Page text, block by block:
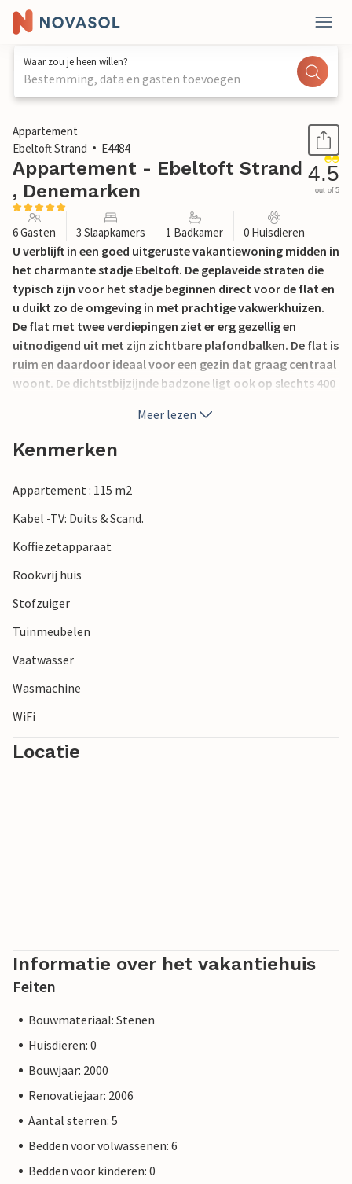
Waar zou je heen willen?
Bestemming, data en gasten toevoegen
1 / 27
Appartement
Ebeltoft Strand
E4484
Appartement - Ebeltoft Strand
, Denemarken
4.5
out of 5
6 Gasten 3 Slaapkamers 1 Badkamer 0 Huisdieren
U verblijft in een goed uitgeruste vakantiewoning midden in
het charmante stadje Ebeltoft. De geplaveide straten die
typisch zijn voor het stadje beginnen direct voor de flat en
u duikt zo de omgeving in met prachtige vakwerkhuizen.
De flat met twee verdiepingen ziet er erg gezellig en
uitnodigend uit met zijn zichtbare plafondbalken. De flat is
ruim en daardoor ideaal voor een gezin dat graag centraal
woont. De dichtstbijzijnde badzone ligt ook op slechts 400
vanaf het grote terras met tuinmeubilair. U vindt gratis
parkeergelegenheid op loopafstand.
Meer lezen
Kenmerken
Appartement : 115 m2
Kabel -TV: Duits & Scand.
Koffiezetapparaat
Rookvrij huis
Stofzuiger
Tuinmeubelen
Vaatwasser
Wasmachine
WiFi
Locatie
Informatie over het vakantiehuis
Feiten
Bouwmateriaal: Stenen
Huisdieren: 0
Bouwjaar: 2000
Renovatiejaar: 2006
Aantal sterren: 5
Bedden voor volwassenen: 6
Bedden voor kinderen: 0